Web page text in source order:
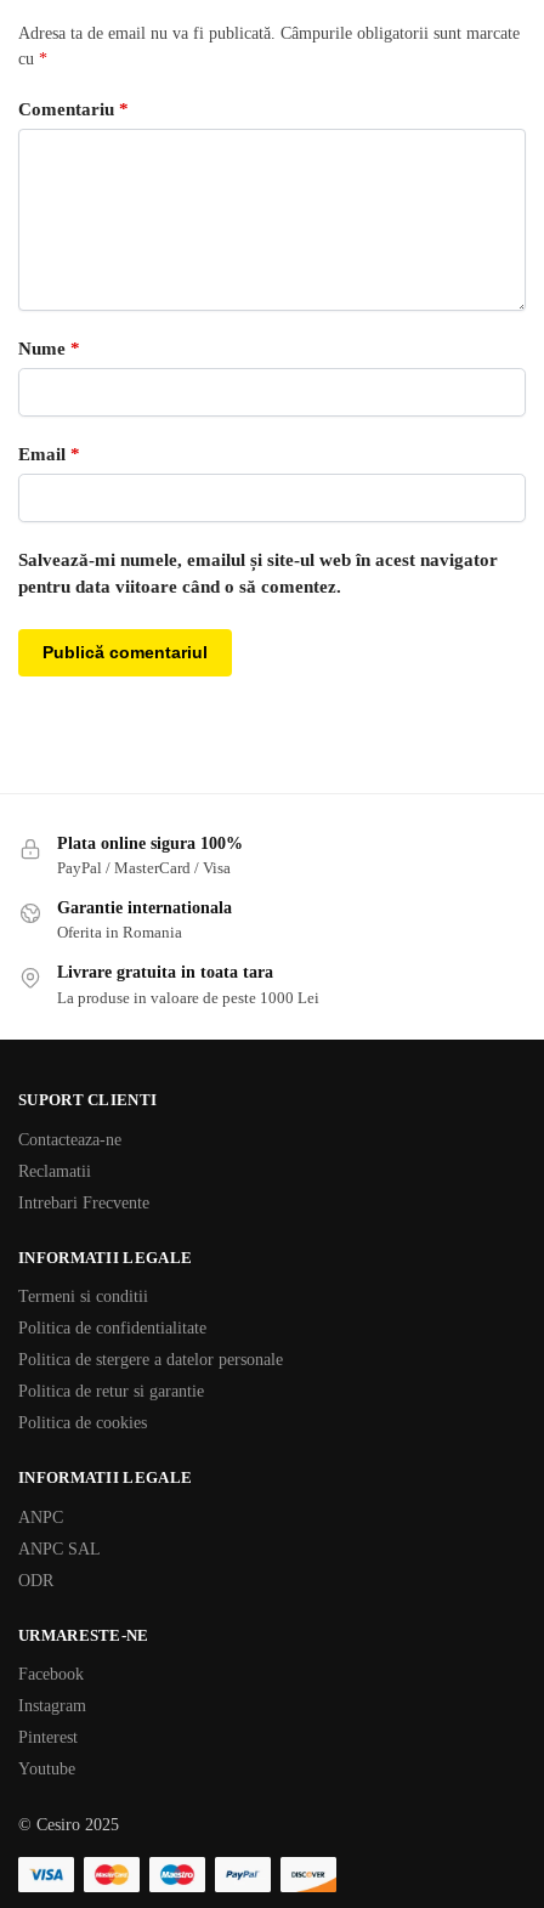
Adresa ta de email nu va fi publicată. Câmpurile obligatorii sunt marcate
cu *
Comentariu *
Nume *
Email *
Salvează-mi numele, emailul și site-ul web în acest navigator
pentru data viitoare când o să comentez.
Plata online sigura 100%
PayPal / MasterCard / Visa
Garantie internationala
Oferita in Romania
Livrare gratuita in toata tara
La produse in valoare de peste 1000 Lei
SUPORT CLIENTI
Contacteaza-ne
Reclamatii
Intrebari Frecvente
INFORMATII LEGALE
Termeni si conditii
Politica de confidentialitate
Politica de stergere a datelor personale
Politica de retur si garantie
Politica de cookies
INFORMATII LEGALE
ANPC
ANPC SAL
ODR
URMARESTE-NE
Facebook
Instagram
Pinterest
Youtube
© Cesiro 2025